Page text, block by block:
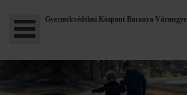
Gyermekvédelmi Központ Baranya Vármegye